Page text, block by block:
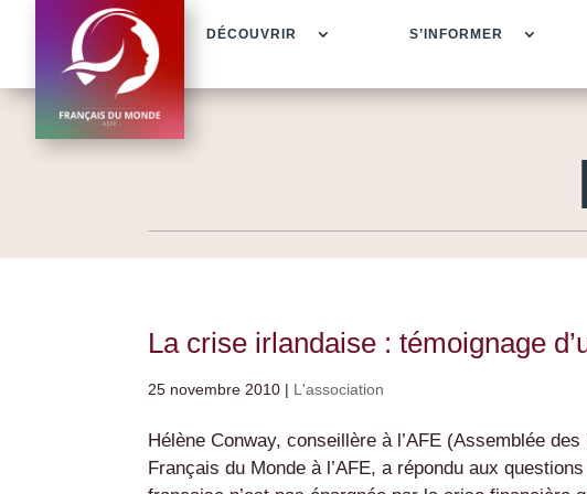
DÉCOUVRIR S’INFORMER
La crise irlandaise : témoignage
25 novembre 2010 | L'association
Hélène Conway, conseillère à l’AFE (Assemblée
Français du Monde à l’AFE, a répondu aux